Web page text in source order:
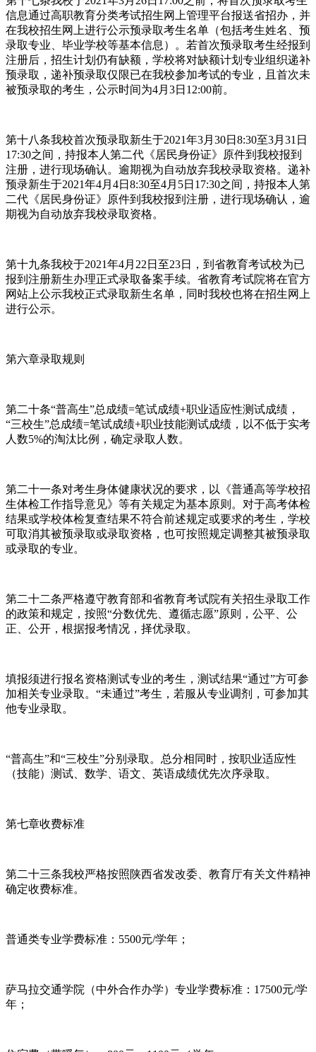
信息通过高职教育分类考试招生网上管理平台报送省招办，并
在我校招生网上进行公示预录取考生名单（包括考生姓名、预
录取专业、毕业学校等基本信息）。若首次预录取考生经报到
注册后，招生计划仍有缺额，学校将对缺额计划专业组织递补
预录取，递补预录取仅限已在我校参加考试的专业，且首次未
被预录取的考生，公示时间为4月3日12:00前。
第十八条我校首次预录取新生于2021年3月30日8:30至3月31日
17:30之间，持报本人第二代《居民身份证》原件到我校报到
注册，进行现场确认。逾期视为自动放弃我校录取资格。递补
预录新生于2021年4月4日8:30至4月5日17:30之间，持报本人第
二代《居民身份证》原件到我校报到注册，进行现场确认，逾
期视为自动放弃我校录取资格。
第十九条我校于2021年4月22日至23日，到省教育考试校为已
报到注册新生办理正式录取备案手续。省教育考试院将在官方
网站上公示我校正式录取新生名单，同时我校也将在招生网上
进行公示。
第六章录取规则
第二十条“普高生”总成绩=笔试成绩+职业适应性测试成绩，
“三校生”总成绩=笔试成绩+职业技能测试成绩，以不低于实考
人数5%的淘汰比例，确定录取人数。
第二十一条对考生身体健康状况的要求，以《普通高等学校招
生体检工作指导意见》等有关规定为基本原则。对于高考体检
结果或学校体检复查结果不符合前述规定或要求的考生，学校
可取消其被预录取或录取资格，也可按照规定调整其被预录取
或录取的专业。
第二十二条严格遵守教育部和省教育考试院有关招生录取工作
的政策和规定，按照“分数优先、遵循志愿”原则，公平、公
正、公开，根据报考情况，择优录取。
填报须进行报名资格测试专业的考生，测试结果“通过”方可参
加相关专业录取。“未通过”考生，若服从专业调剂，可参加其
他专业录取。
“普高生”和“三校生”分别录取。总分相同时，按职业适应性
（技能）测试、数学、语文、英语成绩优先次序录取。
第七章收费标准
第二十三条我校严格按照陕西省发改委、教育厅有关文件精神
确定收费标准。
普通类专业学费标准：5500元/学年；
萨马拉交通学院（中外合作办学）专业学费标准：17500元/学
年；